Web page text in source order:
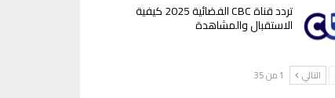
تردد قناة CBC الفضائية 2025 كيفية
الاستقبال والمشاهدة
التالي 1 من 35